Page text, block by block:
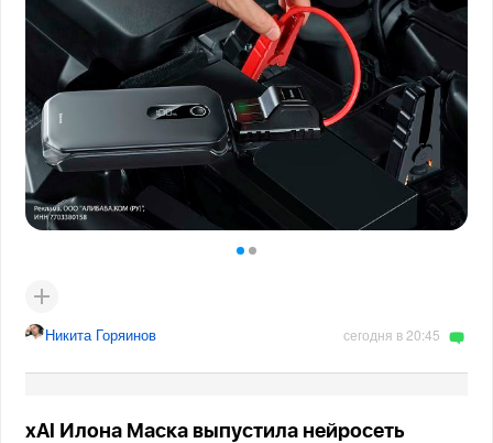
Никита Горяинов сегодня в 20:45
xAI Илона Маска выпустила нейросеть